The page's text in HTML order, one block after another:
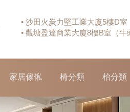
• 沙田火炭力堅工業大廈5樓D室
• 觀塘盈達商業大廈8樓B室（牛
家居傢俬 椅分類 枱分類